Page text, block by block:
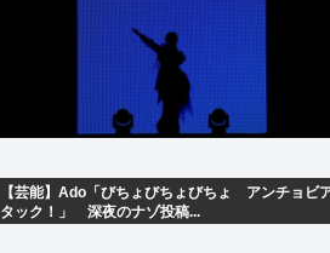
【芸能】Ado「びちょびちょびちょ アンチョビ
タック！」 深夜のナゾ投稿...